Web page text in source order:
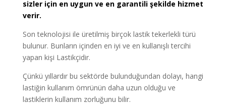
sizler için en uygun ve en garantili şekilde hizmet
verir.
Son teknolojisi ile üretilmiş birçok lastik tekerlekli türü
bulunur. Bunların içinden en iyi ve en kullanışlı tercihi
yapan kişi Lastikçidir.
Çünkü yıllardır bu sektörde bulunduğundan dolayı, hangi
lastiğin kullanım ömrünün daha uzun olduğu ve
lastiklerin kullanım zorluğunu bilir.